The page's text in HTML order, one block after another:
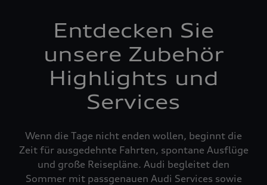
Entdecken Sie
unsere Zubehör
Highlights und
Services
Wenn die Tage nicht enden wollen, beginnt die
Zeit für ausgedehnte Fahrten, spontane Ausflüge
und große Reisepläne. Audi begleitet den
Sommer mit passgenauen Audi Services sowie